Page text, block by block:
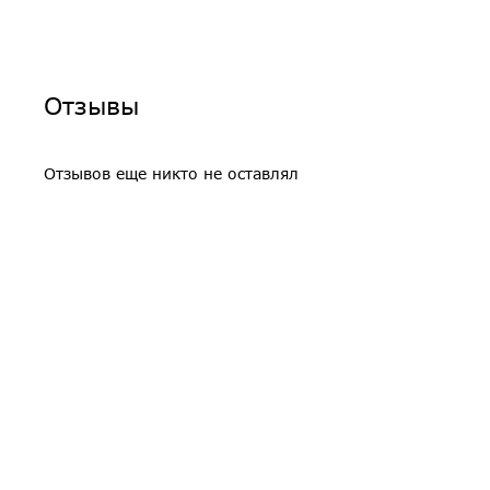
Отзывы
Отзывов еще никто не оставлял